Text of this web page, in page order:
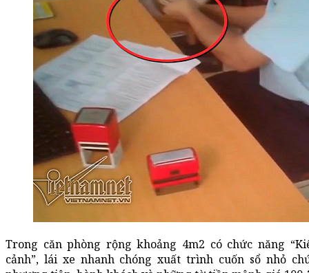
Trong căn phòng rộng khoảng 4m2 có chức năng
cảnh”, lái xe nhanh chóng xuất trình cuốn sổ nhỏ